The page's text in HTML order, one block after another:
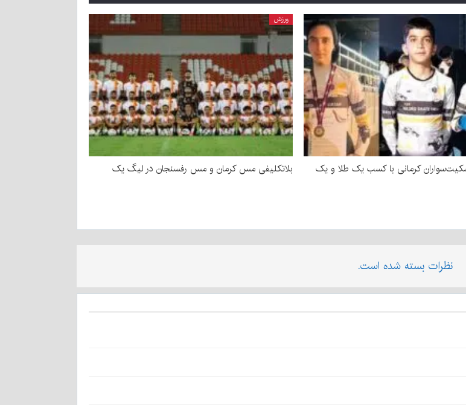
کرمانی با کسب یک طلا و یک
ورزش
بلاتکلیفی مس کرمان و مس رفسنجان در لیگ یک
نظرات بسته شده است.